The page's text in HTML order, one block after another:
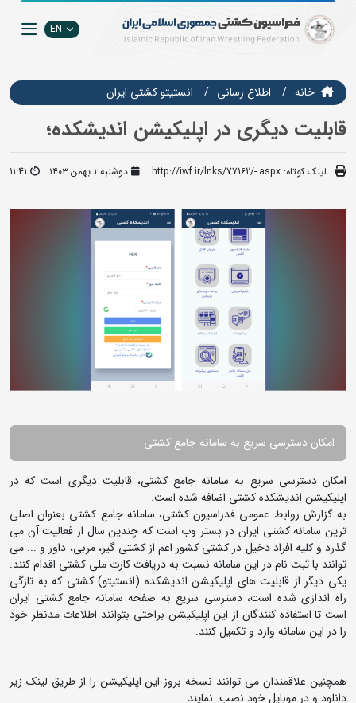
EN
خانه اطلاع رسانی انستيتو كشتي ايران
قابلیت دیگری در اپلیکیشن اندیشکده؛
لینک کوتاه: http://iwf.ir/lnks/77162/-.aspx دوشنبه ۱ بهمن ۱۴۰۳ 11:41
امکان دسترسی سریع به سامانه جامع کشتی
امکان دسترسی سریع به سامانه جامع کشتی، قابلیت دیگری است که در
اپلیکیشن اندیشکده کشتی اضافه شده است.
به گزارش روابط عمومی فدراسیون کشتی، سامانه جامع کشتی بعنوان اصلی
ترین سامانه کشتی ایران در بستر وب است که چندین سال از فعالیت آن می
گذرد و کلیه افراد دخیل در کشتی کشور اعم از کشتی گیر، مربی، داور و ... می
توانند با ثبت نام در این سامانه نسبت به دریافت کارت ملی کشتی اقدام کنند.
یکی دیگر از قابلیت های اپلیکیشن اندیشکده (انستیتو) کشتی که به تازگی
راه اندازی شده است، دسترسی سریع به صفحه سامانه جامع کشتی ایران
است تا استفاده کنندگان از این اپلیکیشن براحتی بتوانند اطلاعات مدنظر خود
را در این سامانه وارد و تکمیل کنند.
همچنین علاقمندان می توانند نسخه بروز این اپلیکیشن را از طریق لینک زیر
دانلود و در موبایل خود نصب نمایند.